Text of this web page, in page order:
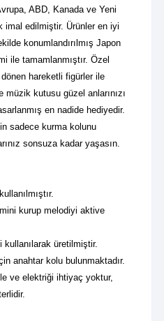
ABD, Kanada ve Yeni
imal edilmiştir. Ürünler en iyi
konumlandırılmış Japon
ile tamamlanmıştır.Özel
hareketli figürler ile
müzik kutusu güzel anlarınızı
en nadide hediyedir.
sadece kurma kolunu
sonsuza kadar yaşasın.
kurup melodiyi aktive
üretilmiştir.
anahtar kolu bulunmaktadır.
ve elektriği ihtiyaç yoktur,